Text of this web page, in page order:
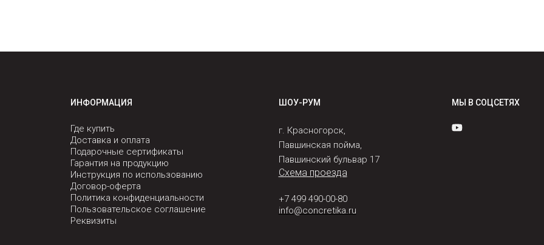
ИНФОРМАЦИЯ
Где купить
Доставка и оплата
Подарочные сертификаты
Гарантия на продукцию
Инструкция по использованию
Договор-оферта
Политика конфиденциальности
Пользовательское соглашение
Реквизиты
ШОУ-РУМ
г. Красногорск,
Павшинская пойма,
Павшинский бульвар 17
Схема проезда
+7 499 490-00-80
info@concretika.ru
МЫ В СОЦСЕТЯХ